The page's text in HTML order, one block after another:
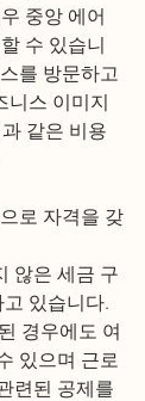
중앙 에어
수 있습니
를 방문하고
니스 이미지
같은 비용
로 자격을 갖
않은 세금 구
있습니다.
경우에도 여
있으며 근로
련된 공제를